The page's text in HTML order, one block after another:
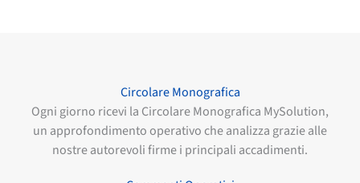
Circolare Monografica
Ogni giorno ricevi la Circolare Monografica MySolution,
un approfondimento operativo che analizza grazie alle
nostre autorevoli firme i principali accadimenti.